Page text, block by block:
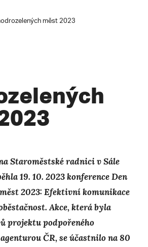
měst 2023
Staroměstské radnici v Sále
19. 10. 2023 konference Den
2023: Efektivní komunikace
Akce, která byla
projektu podpořeného
ČR, se účastnilo na 80